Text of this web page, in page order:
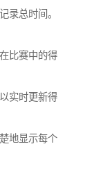
录总时间。
比赛中的得
实时更新得
地显示每个